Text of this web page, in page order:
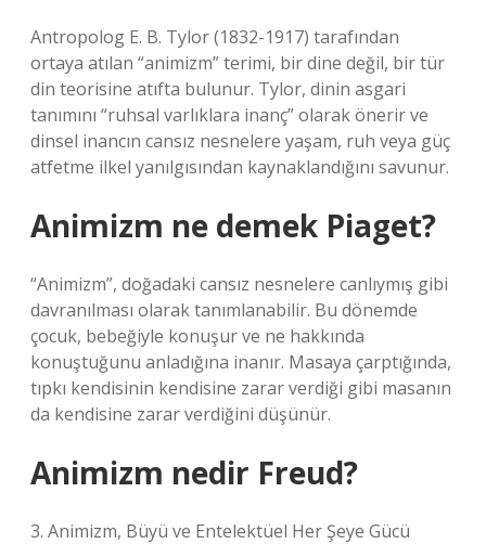
Antropolog E. B. Tylor (1832-1917) tarafından
ortaya atılan “animizm” terimi, bir dine değil, bir tür
din teorisine atıfta bulunur. Tylor, dinin asgari
tanımını “ruhsal varlıklara inanç” olarak önerir ve
dinsel inancın cansız nesnelere yaşam, ruh veya güç
atfetme ilkel yanılgısından kaynaklandığını savunur.
Animizm ne demek Piaget?
“Animizm”, doğadaki cansız nesnelere canlıymış gibi
davranılması olarak tanımlanabilir. Bu dönemde
çocuk, bebeğiyle konuşur ve ne hakkında
konuştuğunu anladığına inanır. Masaya çarptığında,
tıpkı kendisinin kendisine zarar verdiği gibi masanın
da kendisine zarar verdiğini düşünür.
Animizm nedir Freud?
3. Animizm, Büyü ve Entelektüel Her Şeye Gücü